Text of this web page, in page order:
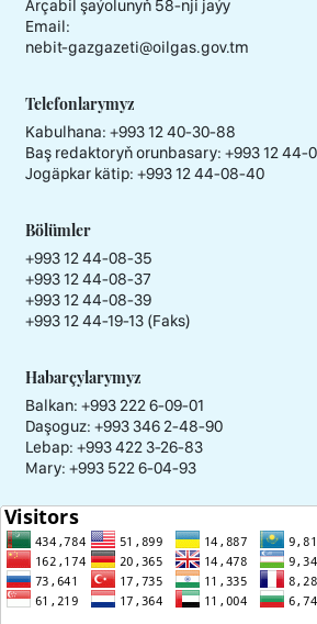
Arçabil şaýolunyň 58-nji jaýy
Email:
nebit-gazgazeti@oilgas.gov.tm
Telefonlarymyz
Kabulhana: +993 12 40-30-88
Baş redaktoryň orunbasary: +993 12 44-
Jogäpkar kätip: +993 12 44-08-40
Bölümler
+993 12 44-08-35
+993 12 44-08-37
+993 12 44-08-39
+993 12 44-19-13 (Faks)
Habarçylarymyz
Balkan: +993 222 6-09-01
Daşoguz: +993 346 2-48-90
Lebap: +993 422 3-26-83
Mary: +993 522 6-04-93